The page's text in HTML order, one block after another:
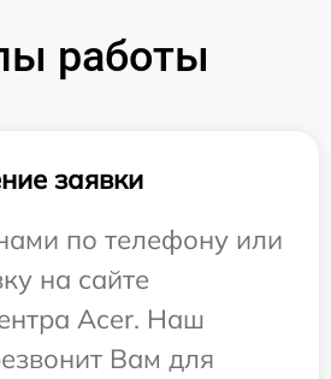
работы
заявки
по телефону или
на сайте
Acer. Наш
Вам для